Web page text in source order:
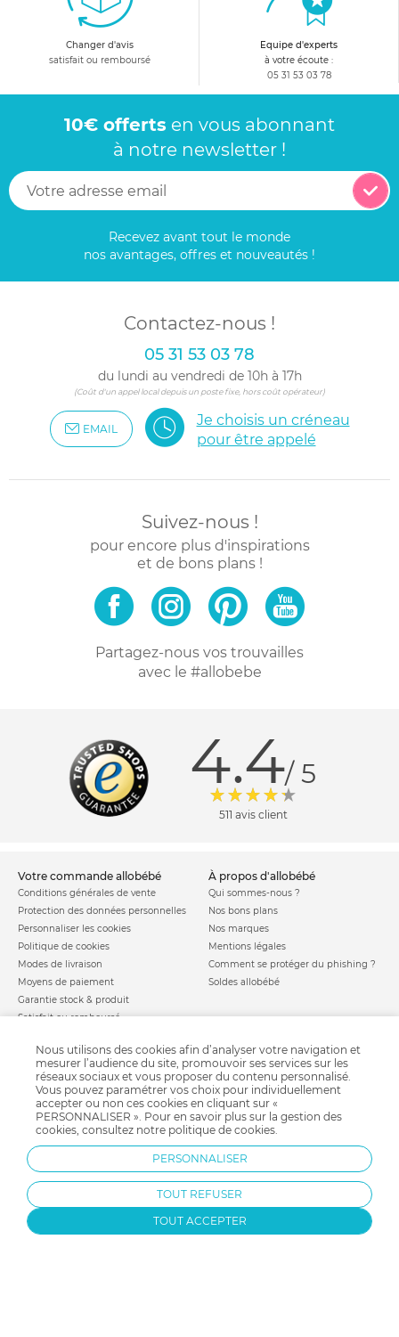
Changer d'avis
satisfait ou remboursé
Equipe d'experts
à votre écoute :
05 31 53 03 78
10€ offerts en vous abonnant
à notre newsletter !
Recevez avant tout le monde
nos avantages, offres et nouveautés !
Contactez-nous !
05 31 53 03 78
du lundi au vendredi de 10h à 17h
(Coût d'un appel local depuis un poste fixe, hors coût opérateur)
EMAIL
Je choisis un créneau
pour être appelé
Suivez-nous !
pour encore plus d'inspirations
et de bons plans !
Partagez-nous vos trouvailles
avec le #allobebe
4.4/ 5
511 avis client
votre commande allobébé
Conditions générales de vente
Protection des données personnelles
Personnaliser les cookies
Politique de cookies
Modes de livraison
Moyens de paiement
Garantie stock & produit
Satisfait ou remboursé
à propos d'allobébé
Qui sommes-nous ?
Nos bons plans
Nos marques
Mentions légales
Comment se protéger du phishing ?
Soldes allobébé
allobébé vous recommande
Sites et partenaires
Nos labels
Nos licences
Besoin d'aide ?
FAQ
les plus d'allobébé
Liste de naissance
Infos conseils
Jeux concours
Valise de maternité
Parrainage
Paiement sécurisé
Charte qualité
Nous utilisons des cookies afin d’analyser votre navigation et
mesurer l’audience du site, promouvoir ses services sur les
réseaux sociaux et vous proposer du contenu personnalisé.
Vous pouvez paramétrer vos choix pour individuellement
accepter ou non ces cookies en cliquant sur «
PERSONNALISER ». Pour en savoir plus sur la gestion des
cookies, consultez notre politique de cookies.
PERSONNALISER
TOUT REFUSER
TOUT ACCEPTER